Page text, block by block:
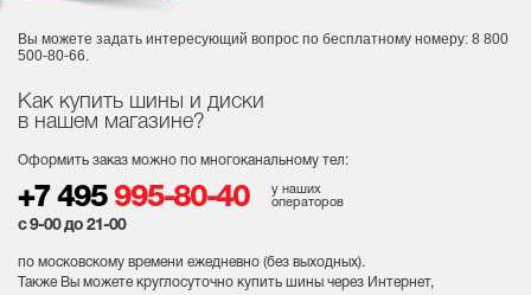
Как купить шины и диски
в нашем магазине?
Оформить заказ можно по многоканальному тел:
+7 495 995-80-40
у наших
операторов
с 9-00 до 21-00
по московскому времени ежедневно (без выходных).
Также Вы можете круглосуточно купить шины через Интернет,
Вы можете задать интересующий вопрос по бесплатному номеру: 8 800
500-80-66.